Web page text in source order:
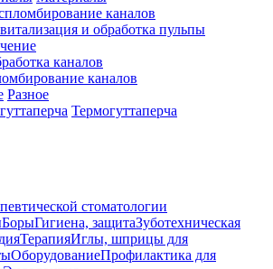
каналов
и обработка пульпы
каналов
каналов
Разное
Термогуттаперча
стоматологии
БорыГигиена, защитаЗуботехническая
ТерапияИглы, шприцы для
ОборудованиеПрофилактика для